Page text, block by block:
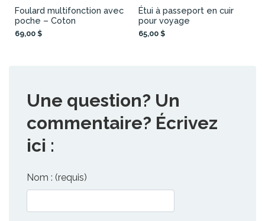
Foulard multifonction avec
poche – Coton
69,00 $
Étui à passeport en cuir
pour voyage
65,00 $
Une question? Un
commentaire? Écrivez
ici :
Nom : (requis)